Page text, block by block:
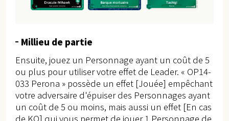
Millieu de partie
Ensuite, jouez un Personnage ayant un coût de 5
ou plus pour utiliser votre effet de Leader. « OP14-
033 Perona » possède un effet [Jouée] empêchant
votre adversaire d'épuiser des Personnages ayant
un coût de 5 ou moins, mais aussi un effet [En cas
de KO] qui vous permet de jouer 1 Personnage de